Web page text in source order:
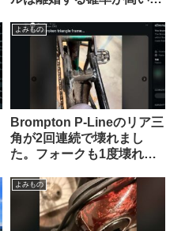
よみもの
Brompton P-Lineのリア三
角が2回連続で壊れまし
た。フォークも1度壊れま
か？】（海外掲示板から）
よみもの